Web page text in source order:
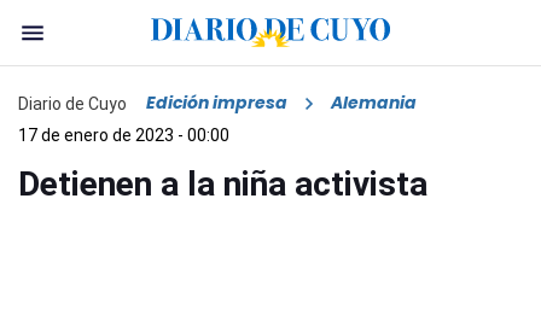
Diario de Cuyo Edición impresa Alemania
17 de enero de 2023 - 00:00
Detienen a la niña activista